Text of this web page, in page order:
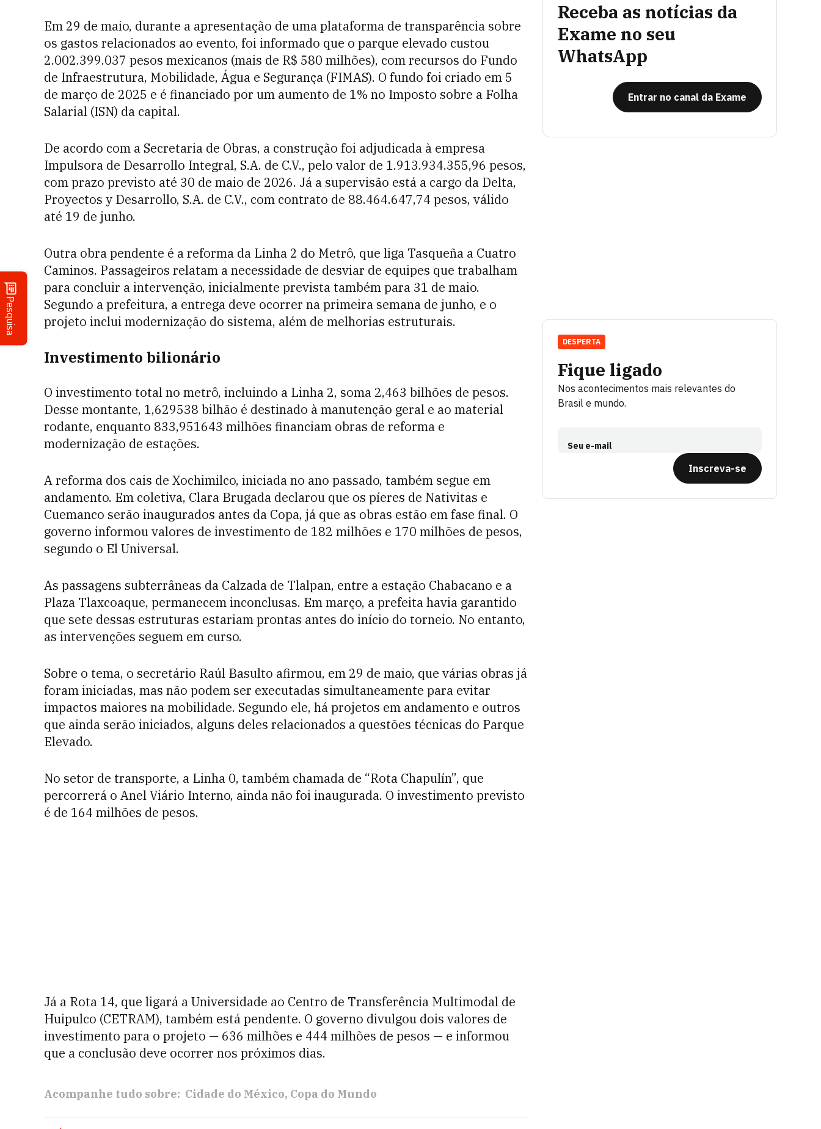
Pesquisa
Em 29 de maio, durante a apresentação de uma plataforma de transparência sobre
os gastos relacionados ao evento, foi informado que o parque elevado custou
2.002.399.037 pesos mexicanos (mais de R$ 580 milhões), com recursos do Fundo
de Infraestrutura, Mobilidade, Água e Segurança (FIMAS). O fundo foi criado em 5
de março de 2025 e é financiado por um aumento de 1% no Imposto sobre a Folha
Salarial (ISN) da capital.
De acordo com a Secretaria de Obras, a construção foi adjudicada à empresa
Impulsora de Desarrollo Integral, S.A. de C.V., pelo valor de 1.913.934.355,96 pesos,
com prazo previsto até 30 de maio de 2026. Já a supervisão está a cargo da Delta,
Proyectos y Desarrollo, S.A. de C.V., com contrato de 88.464.647,74 pesos, válido
até 19 de junho.
Outra obra pendente é a reforma da Linha 2 do Metrô, que liga Tasqueña a Cuatro
Caminos. Passageiros relatam a necessidade de desviar de equipes que trabalham
para concluir a intervenção, inicialmente prevista também para 31 de maio.
Segundo a prefeitura, a entrega deve ocorrer na primeira semana de junho, e o
projeto inclui modernização do sistema, além de melhorias estruturais.
Investimento bilionário
O investimento total no metrô, incluindo a Linha 2, soma 2,463 bilhões de pesos.
Desse montante, 1,629538 bilhão é destinado à manutenção geral e ao material
rodante, enquanto 833,951643 milhões financiam obras de reforma e
modernização de estações.
A reforma dos cais de Xochimilco, iniciada no ano passado, também segue em
andamento. Em coletiva, Clara Brugada declarou que os píeres de Nativitas e
Cuemanco serão inaugurados antes da Copa, já que as obras estão em fase final. O
governo informou valores de investimento de 182 milhões e 170 milhões de pesos,
segundo o El Universal.
As passagens subterrâneas da Calzada de Tlalpan, entre a estação Chabacano e a
Plaza Tlaxcoaque, permanecem inconclusas. Em março, a prefeita havia garantido
que sete dessas estruturas estariam prontas antes do início do torneio. No entanto,
as intervenções seguem em curso.
Sobre o tema, o secretário Raúl Basulto afirmou, em 29 de maio, que várias obras já
foram iniciadas, mas não podem ser executadas simultaneamente para evitar
impactos maiores na mobilidade. Segundo ele, há projetos em andamento e outros
que ainda serão iniciados, alguns deles relacionados a questões técnicas do Parque
Elevado.
No setor de transporte, a Linha 0, também chamada de “Rota Chapulín”, que
percorrerá o Anel Viário Interno, ainda não foi inaugurada. O investimento previsto
é de 164 milhões de pesos.
Já a Rota 14, que ligará a Universidade ao Centro de Transferência Multimodal de
Huipulco (CETRAM), também está pendente. O governo divulgou dois valores de
investimento para o projeto — 636 milhões e 444 milhões de pesos — e informou
que a conclusão deve ocorrer nos próximos dias.
Acompanhe tudo sobre: Cidade do México Copa do Mundo
Receba as notícias da
Exame no seu
WhatsApp
Entrar no canal da Exame
Fique ligado
Nos acontecimentos mais relevantes do
Brasil e mundo.
Seu e-mail
Inscreva-se
DESPERTA